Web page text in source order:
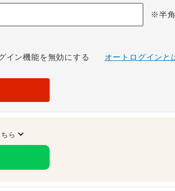
※半
イン機能を無効にする オートログインと
ら